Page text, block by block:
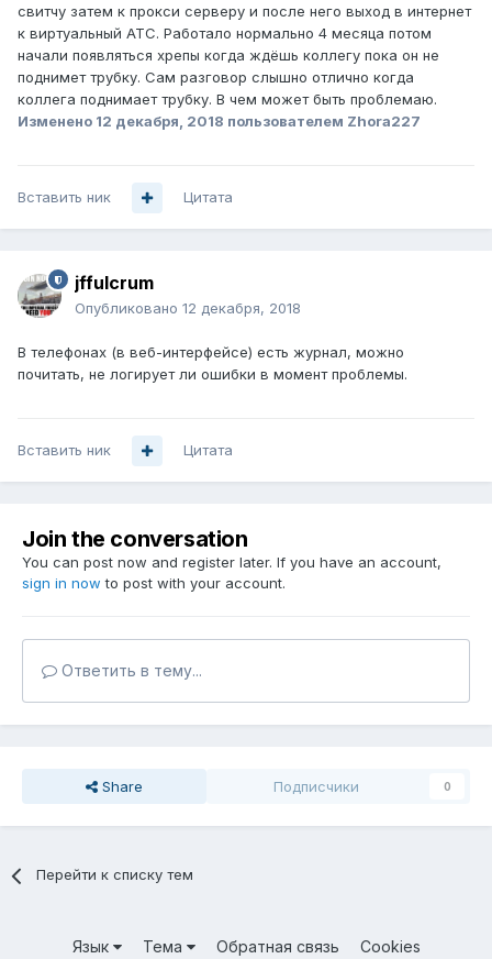
свитчу затем к прокси серверу и после него выход в интернет
к виртуальный АТС. Работало нормально 4 месяца потом
начали появляться хрепы когда ждёшь коллегу пока он не
поднимет трубку. Сам разговор слышно отлично когда
коллега поднимает трубку. В чем может быть проблемаю.
Изменено 12 декабря, 2018 пользователем Zhora227
Вставить ник Цитата
jffulcrum
Опубликовано 12 декабря, 2018
В телефонах (в веб-интерфейсе) есть журнал, можно
почитать, не логирует ли ошибки в момент проблемы.
Вставить ник Цитата
Join the conversation
You can post now and register later. If you have an account,
sign in now to post with your account.
Ответить в тему...
Share Подписчики 0
Перейти к списку тем
Язык Тема Обратная связь Cookies